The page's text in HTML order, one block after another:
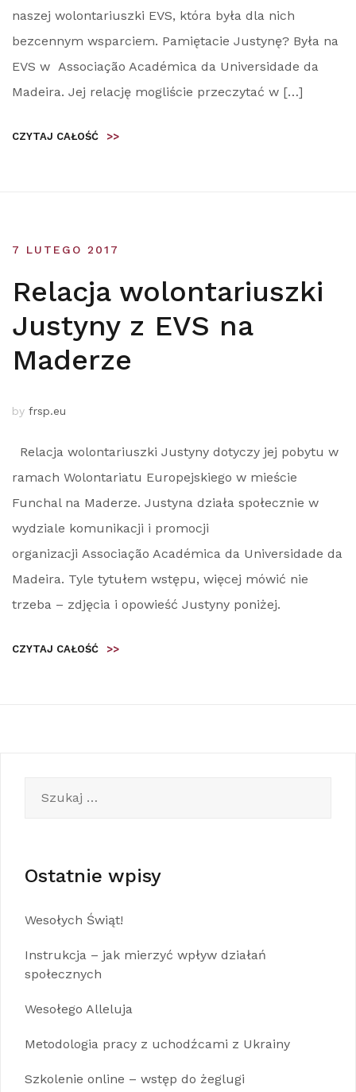
naszej wolontariuszki EVS, która była dla nich
bezcennym wsparciem. Pamiętacie Justynę? Była na
EVS w Associação Académica da Universidade da
Madeira. Jej relację mogliście przeczytać w […]
CZYTAJ CAŁOŚĆ >>
7 LUTEGO 2017
Relacja wolontariuszki
Justyny z EVS na
Maderze
by frsp.eu
Relacja wolontariuszki Justyny dotyczy jej pobytu w
ramach Wolontariatu Europejskiego w mieście
Funchal na Maderze. Justyna działa społecznie w
wydziale komunikacji i promocji
organizacji Associação Académica da Universidade da
Madeira. Tyle tytułem wstępu, więcej mówić nie
trzeba – zdjęcia i opowieść Justyny poniżej.
CZYTAJ CAŁOŚĆ >>
Ostatnie wpisy
Wesołych Świąt!
Instrukcja – jak mierzyć wpływ działań
społecznych
Wesołego Alleluja
Metodologia pracy z uchodźcami z Ukrainy
Szkolenie online – wstęp do żeglugi